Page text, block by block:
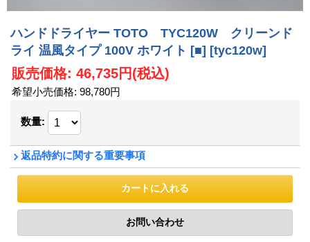
ハンドドライヤー TOTO TYC120W クリーンド
ライ 温風タイプ 100V ホワイト [■] [tyc120w]
販売価格: 46,735円(税込)
希望小売価格: 98,780円
数量:
返品特約に関する重要事項